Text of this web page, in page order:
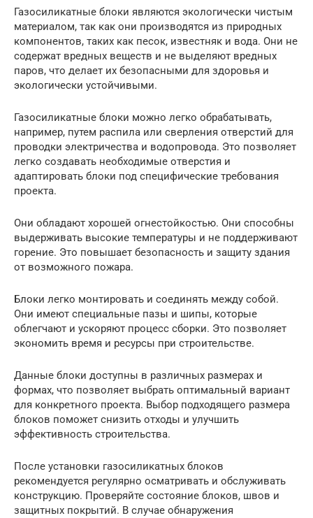
Газосиликатные блоки являются экологически чистым
материалом, так как они производятся из природных
компонентов, таких как песок, известняк и вода. Они не
содержат вредных веществ и не выделяют вредных
паров, что делает их безопасными для здоровья и
экологически устойчивыми.
Газосиликатные блоки можно легко обрабатывать,
например, путем распила или сверления отверстий для
проводки электричества и водопровода. Это позволяет
легко создавать необходимые отверстия и
адаптировать блоки под специфические требования
проекта.
Они обладают хорошей огнестойкостью. Они способны
выдерживать высокие температуры и не поддерживают
горение. Это повышает безопасность и защиту здания
от возможного пожара.
Блоки легко монтировать и соединять между собой.
Они имеют специальные пазы и шипы, которые
облегчают и ускоряют процесс сборки. Это позволяет
экономить время и ресурсы при строительстве.
Данные блоки доступны в различных размерах и
формах, что позволяет выбрать оптимальный вариант
для конкретного проекта. Выбор подходящего размера
блоков поможет снизить отходы и улучшить
эффективность строительства.
После установки газосиликатных блоков
рекомендуется регулярно осматривать и обслуживать
конструкцию. Проверяйте состояние блоков, швов и
защитных покрытий. В случае обнаружения